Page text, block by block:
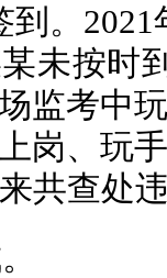
。
未按时
监考中
岗、玩
共查处